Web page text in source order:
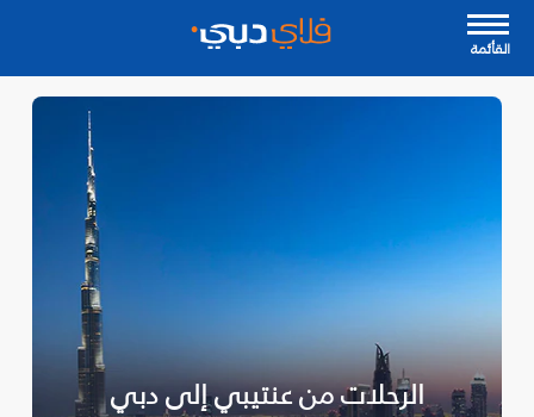
القأئمة
الرحلات من عنتيبي إلى دبي